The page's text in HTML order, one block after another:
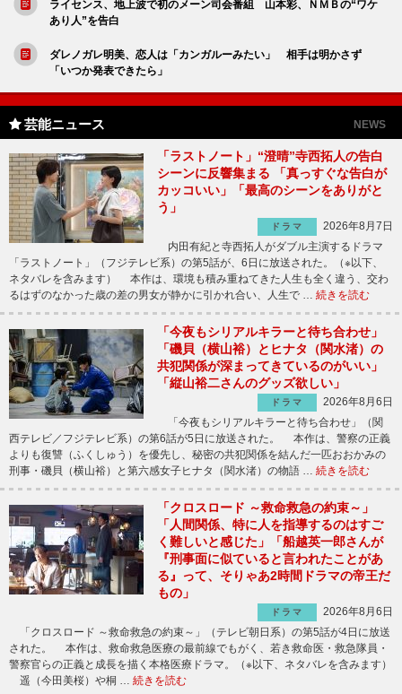
ライセンス、地上波で初のメーン司会番組 山本彩、ＮＭＢの“ワケ
あり人”を告白
ダレノガレ明美、恋人は「カンガルーみたい」 相手は明かさず
「いつか発表できたら」
芸能ニュース NEWS
「ラストノート」“澄晴”寺西拓人の告白
シーンに反響集まる 「真っすぐな告白が
カッコいい」「最高のシーンをありがと
う」
ドラマ
2026年8月7日
内田有紀と寺西拓人がダブル主演するドラマ
「ラストノート」（フジテレビ系）の第5話が、6日に放送された。（※以下、
ネタバレを含みます） 本作は、環境も積み重ねてきた人生も全く違う、交わ
るはずのなかった歳の差の男女が静かに引かれ合い、人生で … 続きを読む
「今夜もシリアルキラーと待ち合わせ」
「磯貝（横山裕）とヒナタ（関水渚）の
共犯関係が深まってきているのがいい」
「縦山裕二さんのグッズ欲しい」
ドラマ
2026年8月6日
「今夜もシリアルキラーと待ち合わせ」（関
西テレビ／フジテレビ系）の第6話が5日に放送された。 本作は、警察の正義
よりも復讐（ふくしゅう）を優先し、秘密の共犯関係を結んだ一匹おおかみの
刑事・磯貝（横山裕）と第六感女子ヒナタ（関水渚）の物語 … 続きを読む
「クロスロード ～救命救急の約束～」
「人間関係、特に人を指導するのはすご
く難しいと感じた」「船越英一郎さんが
『刑事面に似ていると言われたことがあ
る』って、そりゃあ2時間ドラマの帝王だ
もの」
ドラマ
2026年8月6日
「クロスロード ～救命救急の約束～」（テレビ朝日系）の第5話が4日に放送
された。 本作は、救命救急医療の最前線でもがく、若き救命医・救急隊員・
警察官らの正義と成長を描く本格医療ドラマ。（※以下、ネタバレを含みます）
遥（今田美桜）や桐 … 続きを読む